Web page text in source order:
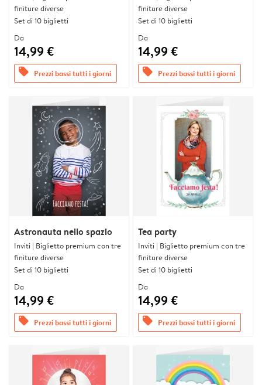
finiture diverse
Set di 10 biglietti
Da
14,99 €
offers Prezzi bassi tutti i giorni
finiture diverse
Set di 10 biglietti
Da
14,99 €
offers Prezzi bassi tutti i giorni
Astronauta nello spazio
Inviti | Biglietto premium con tre
finiture diverse
Set di 10 biglietti
Da
14,99 €
offers Prezzi bassi tutti i giorni
Tea party
Inviti | Biglietto premium con tre
finiture diverse
Set di 10 biglietti
Da
14,99 €
offers Prezzi bassi tutti i giorni